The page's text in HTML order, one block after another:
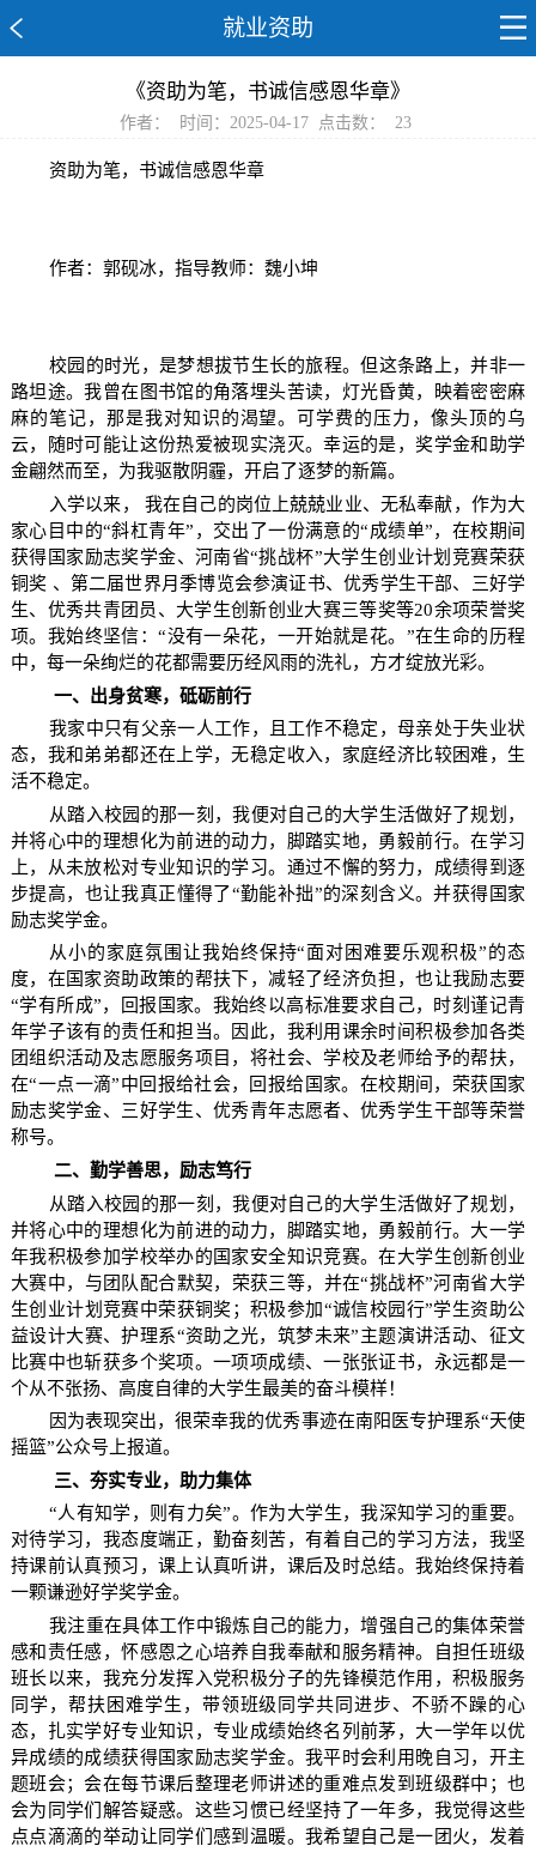
就业资助
《资助为笔，书诚信感恩华章》
作者： 时间：2025-04-17 点击数： 23
资助为笔，书诚信感恩华章
作者：郭砚冰，指导教师：魏小坤
校园的时光，是梦想拔节生长的旅程。但这条路上，并非一
路坦途。我曾在图书馆的角落埋头苦读，灯光昏黄，映着密密麻
麻的笔记，那是我对知识的渴望。可学费的压力，像头顶的乌
云，随时可能让这份热爱被现实浇灭。幸运的是，奖学金和助学
金翩然而至，为我驱散阴霾，开启了逐梦的新篇。
入学以来， 我在自己的岗位上兢兢业业、无私奉献，作为大
家心目中的“斜杠青年”，交出了一份满意的“成绩单”，在校期间
获得国家励志奖学金、河南省“挑战杯”大学生创业计划竞赛荣获
铜奖 、第二届世界月季博览会参演证书、优秀学生干部、三好学
生、优秀共青团员、大学生创新创业大赛三等奖等20余项荣誉奖
项。我始终坚信：“没有一朵花，一开始就是花。”在生命的历程
中，每一朵绚烂的花都需要历经风雨的洗礼，方才绽放光彩。
一、出身贫寒，砥砺前行
我家中只有父亲一人工作，且工作不稳定，母亲处于失业状
态，我和弟弟都还在上学，无稳定收入，家庭经济比较困难，生
活不稳定。
从踏入校园的那一刻，我便对自己的大学生活做好了规划，
并将心中的理想化为前进的动力，脚踏实地，勇毅前行。在学习
上，从未放松对专业知识的学习。通过不懈的努力，成绩得到逐
步提高，也让我真正懂得了“勤能补拙”的深刻含义。并获得国家
励志奖学金。
从小的家庭氛围让我始终保持“面对困难要乐观积极”的态
度，在国家资助政策的帮扶下，减轻了经济负担，也让我励志要
“学有所成”，回报国家。我始终以高标准要求自己，时刻谨记青
年学子该有的责任和担当。因此，我利用课余时间积极参加各类
团组织活动及志愿服务项目，将社会、学校及老师给予的帮扶，
在“一点一滴”中回报给社会，回报给国家。在校期间，荣获国家
励志奖学金、三好学生、优秀青年志愿者、优秀学生干部等荣誉
称号。
二、勤学善思，励志笃行
从踏入校园的那一刻，我便对自己的大学生活做好了规划，
并将心中的理想化为前进的动力，脚踏实地，勇毅前行。大一学
年我积极参加学校举办的国家安全知识竞赛。在大学生创新创业
大赛中，与团队配合默契，荣获三等，并在“挑战杯”河南省大学
生创业计划竞赛中荣获铜奖；积极参加“诚信校园行”学生资助公
益设计大赛、护理系“资助之光，筑梦未来”主题演讲活动、征文
比赛中也斩获多个奖项。一项项成绩、一张张证书，永远都是一
个从不张扬、高度自律的大学生最美的奋斗模样！
因为表现突出，很荣幸我的优秀事迹在南阳医专护理系“天使
摇篮”公众号上报道。
三、夯实专业，助力集体
“人有知学，则有力矣”。作为大学生，我深知学习的重要。
对待学习，我态度端正，勤奋刻苦，有着自己的学习方法，我坚
持课前认真预习，课上认真听讲，课后及时总结。我始终保持着
一颗谦逊好学奖学金。
我注重在具体工作中锻炼自己的能力，增强自己的集体荣誉
感和责任感，怀感恩之心培养自我奉献和服务精神。自担任班级
班长以来，我充分发挥入党积极分子的先锋模范作用，积极服务
同学，帮扶困难学生，带领班级同学共同进步、不骄不躁的心
态，扎实学好专业知识，专业成绩始终名列前茅，大一学年以优
异成绩的成绩获得国家励志奖学金。我平时会利用晚自习，开主
题班会；会在每节课后整理老师讲述的重难点发到班级群中；也
会为同学们解答疑惑。这些习惯已经坚持了一年多，我觉得这些
点点滴滴的举动让同学们感到温暖。我希望自己是一团火，发着